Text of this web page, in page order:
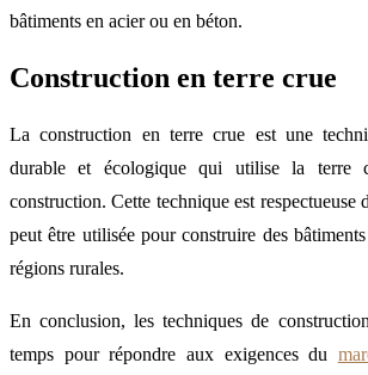
bâtiments en acier ou en béton.
Construction en terre crue
La construction en terre crue est une
durable et écologique qui utilise la terre
construction. Cette technique est respectueuse
peut être utilisée pour construire des
régions rurales.
En conclusion, les techniques de
temps pour répondre aux exigences du